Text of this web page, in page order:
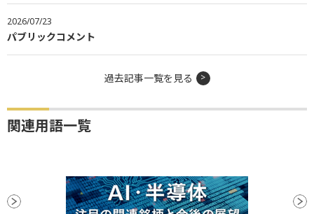
2026/07/23
パブリックコメント
過去記事一覧を見る
関連用語一覧